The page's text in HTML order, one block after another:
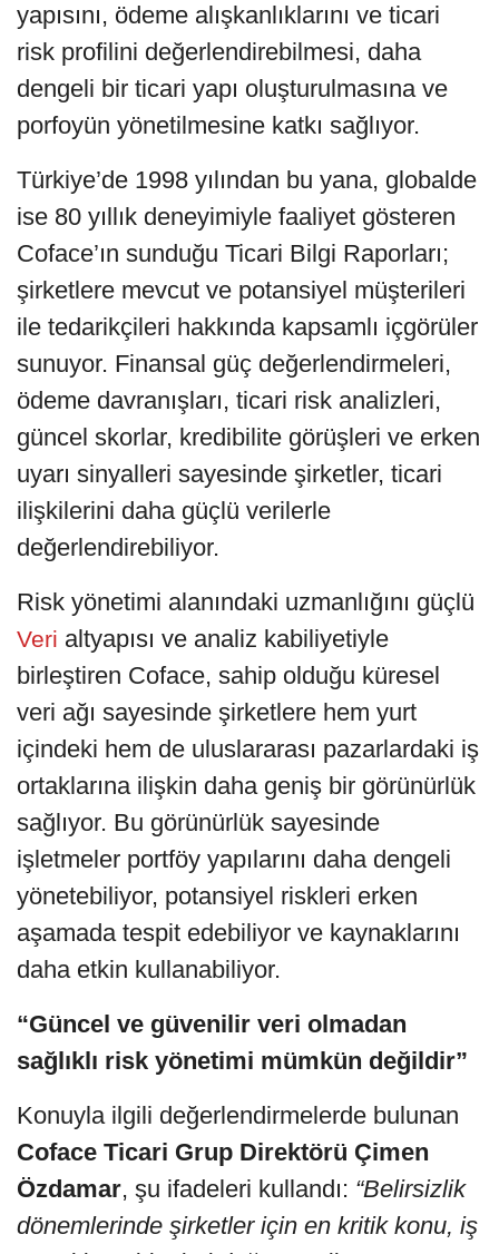
yapısını, ödeme alışkanlıklarını ve ticari
risk profilini değerlendirebilmesi, daha
dengeli bir ticari yapı oluşturulmasına ve
porfoyün yönetilmesine katkı sağlıyor.
Türkiye’de 1998 yılından bu yana, globalde
ise 80 yıllık deneyimiyle faaliyet gösteren
Coface’ın sunduğu Ticari Bilgi Raporları;
şirketlere mevcut ve potansiyel müşterileri
ile tedarikçileri hakkında kapsamlı içgörüler
sunuyor. Finansal güç değerlendirmeleri,
ödeme davranışları, ticari risk analizleri,
güncel skorlar, kredibilite görüşleri ve erken
uyarı sinyalleri sayesinde şirketler, ticari
ilişkilerini daha güçlü verilerle
değerlendirebiliyor.
Risk yönetimi alanındaki uzmanlığını güçlü
Veri altyapısı ve analiz kabiliyetiyle
birleştiren Coface, sahip olduğu küresel
veri ağı sayesinde şirketlere hem yurt
içindeki hem de uluslararası pazarlardaki iş
ortaklarına ilişkin daha geniş bir görünürlük
sağlıyor. Bu görünürlük sayesinde
işletmeler portföy yapılarını daha dengeli
yönetebiliyor, potansiyel riskleri erken
aşamada tespit edebiliyor ve kaynaklarını
daha etkin kullanabiliyor.
“Güncel ve güvenilir veri olmadan
sağlıklı risk yönetimi mümkün değildir”
Konuyla ilgili değerlendirmelerde bulunan
Coface Ticari Grup Direktörü Çimen
Özdamar, şu ifadeleri kullandı: “Belirsizlik
dönemlerinde şirketler için en kritik konu, iş